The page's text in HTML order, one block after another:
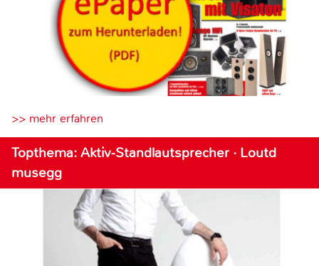
>> mehr erfahren
Topthema: Aktiv-Standlautsprecher · Loutd
musegg